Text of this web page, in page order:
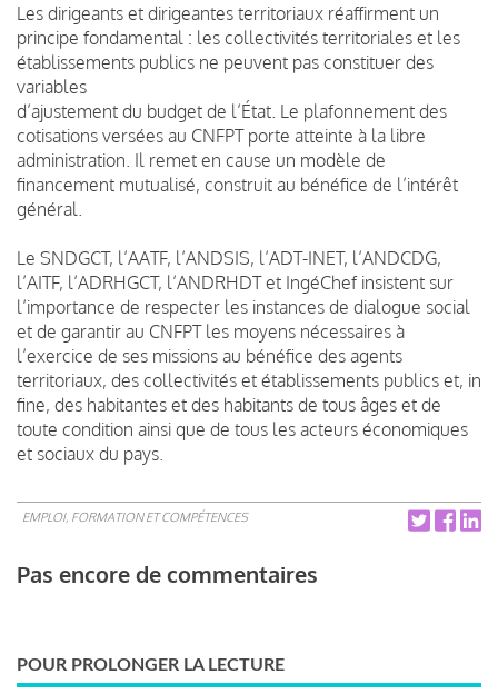
Les dirigeants et dirigeantes territoriaux réaffirment un
principe fondamental : les collectivités territoriales et les
établissements publics ne peuvent pas constituer des
variables
d’ajustement du budget de l’État. Le plafonnement des
cotisations versées au CNFPT porte atteinte à la libre
administration. Il remet en cause un modèle de
financement mutualisé, construit au bénéfice de l’intérêt
général.
Le SNDGCT, l’AATF, l’ANDSIS, l’ADT-INET, l’ANDCDG,
l’AITF, l’ADRHGCT, l’ANDRHDT et IngéChef insistent sur
l’importance de respecter les instances de dialogue social
et de garantir au CNFPT les moyens nécessaires à
l’exercice de ses missions au bénéfice des agents
territoriaux, des collectivités et établissements publics et, in
fine, des habitantes et des habitants de tous âges et de
toute condition ainsi que de tous les acteurs économiques
et sociaux du pays.
EMPLOI, FORMATION ET COMPÉTENCES
Pas encore de commentaires
POUR PROLONGER LA LECTURE